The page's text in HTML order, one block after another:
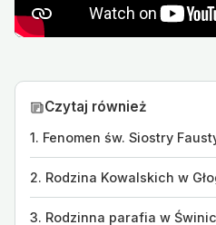
Czytaj również
1. Fenomen św. Siostry
2. Rodzina Kowalskich w
3. Rodzinna parafia w